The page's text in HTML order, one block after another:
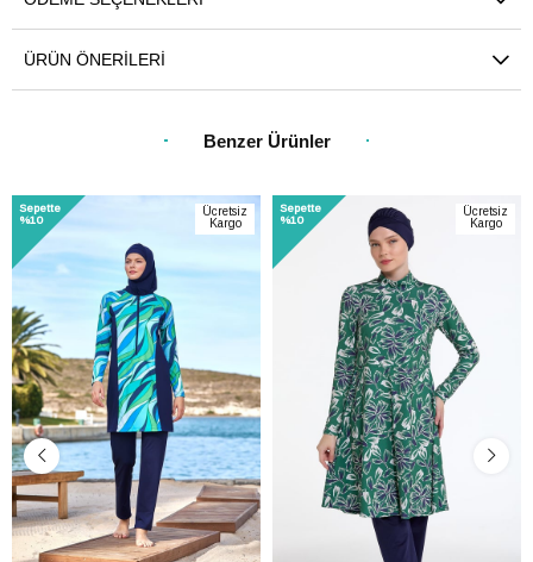
ÜRÜN ÖNERILERI
Benzer Ürünler
Sepette
%10
Ücretsiz
Kargo
Sepette
%10
Ücretsiz
Kargo